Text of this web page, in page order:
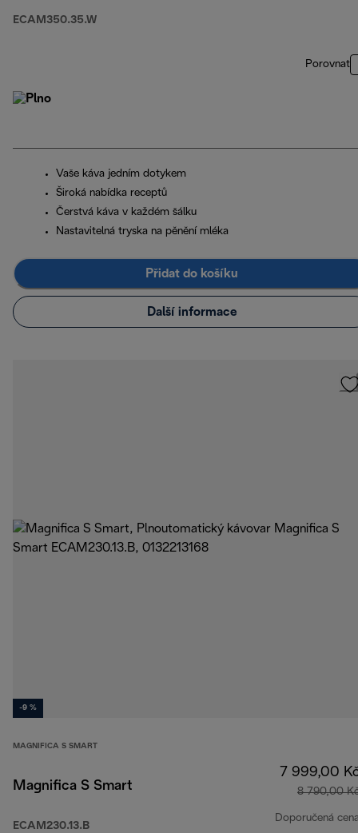
ECAM350.35.W
Porovnat
Vaše káva jedním dotykem
Široká nabídka receptů
Čerstvá káva v každém šálku
Nastavitelná tryska na pěnění mléka
Přidat do košíku
Další informace
-9 %
MAGNIFICA S SMART
Magnifica S Smart
ECAM230.13.B
7 999,00
8 790,00
Doporučená